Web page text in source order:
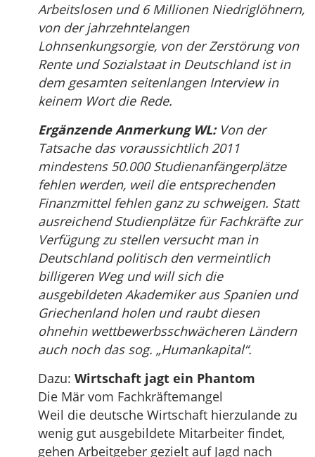
Arbeitslosen und 6 Millionen Niedriglöhnern,
von der jahrzehntelangen
Lohnsenkungsorgie, von der Zerstörung von
Rente und Sozialstaat in Deutschland ist in
dem gesamten seitenlangen Interview in
keinem Wort die Rede.
Ergänzende Anmerkung WL:Von der
Tatsache das voraussichtlich 2011
mindestens 50.000 Studienanfängerplätze
fehlen werden, weil die entsprechenden
Finanzmittel fehlen ganz zu schweigen. Statt
ausreichend Studienplätze für Fachkräfte zur
Verfügung zu stellen versucht man in
Deutschland politisch den vermeintlich
billigeren Weg und will sich die
ausgebildeten Akademiker aus Spanien und
Griechenland holen und raubt diesen
ohnehin wettbewerbsschwächeren Ländern
auch noch das sog. „Humankapital“.
Dazu: Wirtschaft jagt ein Phantom
Die Mär vom Fachkräftemangel
Weil die deutsche Wirtschaft hierzulande zu
wenig gut ausgebildete Mitarbeiter findet,
gehen Arbeitgeber gezielt auf Jagd nach